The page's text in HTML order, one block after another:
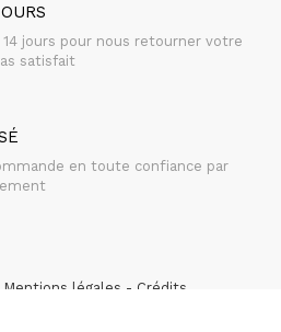
jours pour nous retourner votre
satisfait
en toute confiance par
Mentions légales
Crédits